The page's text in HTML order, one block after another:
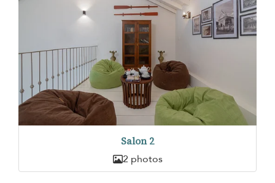
Salon 2
2 photos